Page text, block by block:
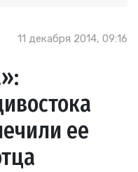
11 декабря 2014, 09:16
ее